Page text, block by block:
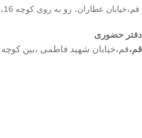
قم،خیابان عطاران، رو به روی کوچه 16، طبقه فوقانی دفتر پیشخوان
دفتر حضوری
قم،قم،خیابان شهید فاطمی ،بین کوچه 25 و 27، رو به روی بهزیستی